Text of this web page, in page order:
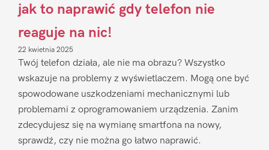
jak to naprawić gdy telefon nie
reaguje na nic!
22 kwietnia 2025
Twój telefon działa, ale nie ma obrazu? Wszystko
wskazuje na problemy z wyświetlaczem. Mogą one być
spowodowane uszkodzeniami mechanicznymi lub
problemami z oprogramowaniem urządzenia. Zanim
zdecydujesz się na wymianę smartfona na nowy,
sprawdź, czy nie można go łatwo naprawić.